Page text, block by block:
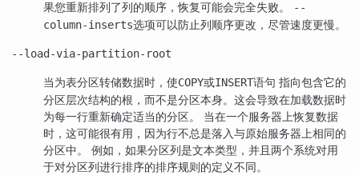
果您重新排列了列的顺序，恢复可能会完全失败。
--
column-inserts选项可以防止列顺序更改，尽管速度更慢。
--load-via-partition-root
当为表分区转储数据时，使COPY或INSERT语句 指向包含它的
分区层次结构的根，而不是分区本身。这会导致在加载数据时
为每一行重新确定适当的分区。 当在一个服务器上恢复数据
时，这可能很有用，因为行不总是落入与原始服务器上相同的
分区中。 例如，如果分区列是文本类型，并且两个系统对用
于对分区列进行排序的排序规则的定义不同。